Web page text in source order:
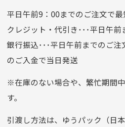
口座番号
0776226
口座名義
株式会社一条
クレジットカード
選びいただけない場合がござい
平日午前9：00までのご注文で
クレジット・代引き･･･平日午
銀行振込･･･平日午前までのご
のご入金で当日発送
※在庫のない場合や、繁忙期間
す。
引渡し方法は、ゆうパック（日